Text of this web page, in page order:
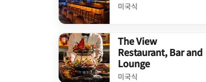
미국식
undefined Foundry Bar
The View
Restaurant, Bar and
Lounge
미국식